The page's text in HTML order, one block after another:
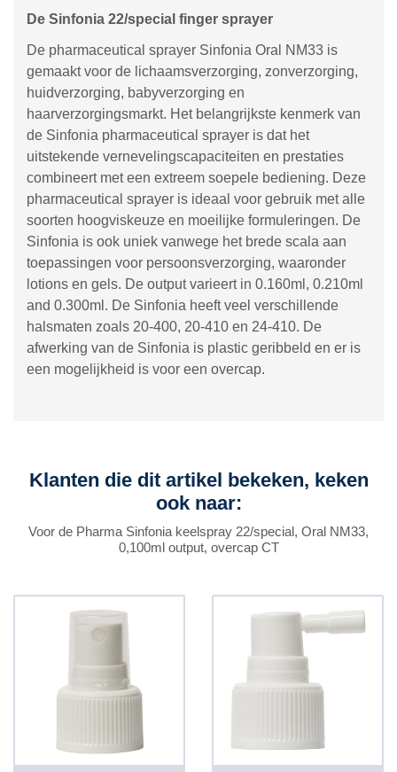
De Sinfonia 22/special finger sprayer
De pharmaceutical sprayer Sinfonia Oral NM33 is
gemaakt voor de lichaamsverzorging, zonverzorging,
huidverzorging, babyverzorging en
haarverzorgingsmarkt. Het belangrijkste kenmerk van
de Sinfonia pharmaceutical sprayer is dat het
uitstekende vernevelingscapaciteiten en prestaties
combineert met een extreem soepele bediening. Deze
pharmaceutical sprayer is ideaal voor gebruik met alle
soorten hoogviskeuze en moeilijke formuleringen. De
Sinfonia is ook uniek vanwege het brede scala aan
toepassingen voor persoonsverzorging, waaronder
lotions en gels. De output varieert in 0.160ml, 0.210ml
and 0.300ml. De Sinfonia heeft veel verschillende
halsmaten zoals 20-400, 20-410 en 24-410. De
afwerking van de Sinfonia is plastic geribbeld en er is
een mogelijkheid is voor een overcap.
Klanten die dit artikel bekeken, keken
ook naar:
Voor de Pharma Sinfonia keelspray 22/special, Oral NM33,
0,100ml output, overcap CT